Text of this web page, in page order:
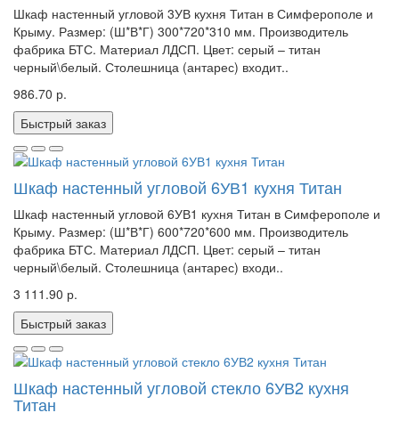
Шкаф настенный угловой 3УВ кухня Титан в Симферополе и
Крыму. Размер: (Ш*В*Г) 300*720*310 мм. Производитель
фабрика БТС. Материал ЛДСП. Цвет: серый – титан
черный\белый. Столешница (антарес) входит..
986.70 р.
Быстрый заказ
Шкаф настенный угловой 6УВ1 кухня Титан
Шкаф настенный угловой 6УВ1 кухня Титан в Симферополе и
Крыму. Размер: (Ш*В*Г) 600*720*600 мм. Производитель
фабрика БТС. Материал ЛДСП. Цвет: серый – титан
черный\белый. Столешница (антарес) входи..
3 111.90 р.
Быстрый заказ
Шкаф настенный угловой стекло 6УВ2 кухня
Титан